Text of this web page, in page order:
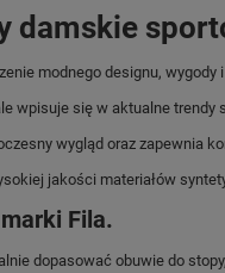
damskie
modnego designu,
wpisuje się w aktualne
wygląd oraz zapewnia
jakości materiałów
Fila.
dopasować obuwie do